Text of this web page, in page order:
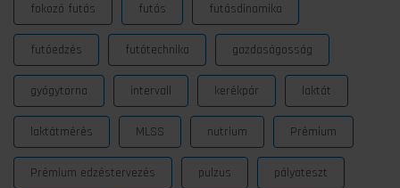
fokozó futás futás futásdinamika
futóedzés futótechnika gazdaságosság
gyógytorna intervall kerékpár laktát
laktátmérés MLSS nutrium Prémium
Prémium edzéstervezés pulzus pályateszt